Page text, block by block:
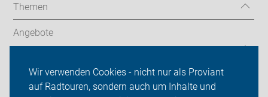
Wir verwenden Cookies - nicht nur als Proviant
auf Radtouren, sondern auch um Inhalte und
Themen
Angebote
Sei dabei